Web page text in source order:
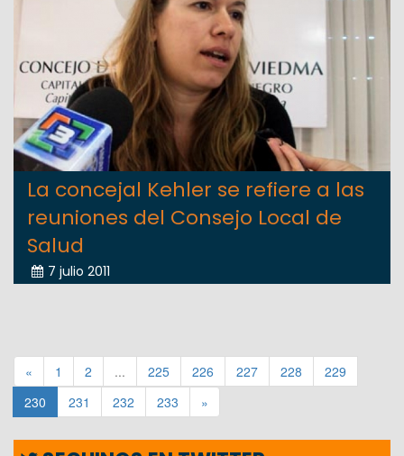
La concejal Kehler se refiere a las
reuniones del Consejo Local de
Salud
7 julio 2011
« 1 2 ... 225 226 227 228
229
230
231 232 233 »